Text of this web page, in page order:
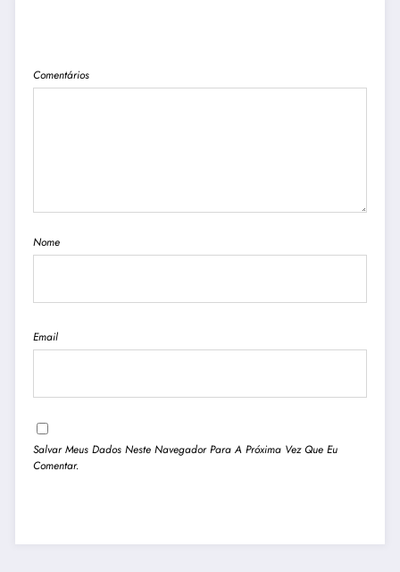
Comentários
Nome
Email
Salvar Meus Dados Neste Navegador Para A Próxima Vez Que Eu
Comentar.